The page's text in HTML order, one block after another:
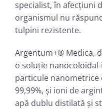
specialist, în afecţiuni
organismul nu
tulpini rezistente.
Argentum+® Medica,
o soluţie
particule
99,99%, şi ioni de
apă dublu distilată şi